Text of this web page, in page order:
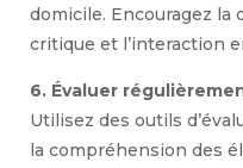
domicile. Encouragez la
critique et l’interaction
6. Évaluer
Utilisez des outils
la compréhension des